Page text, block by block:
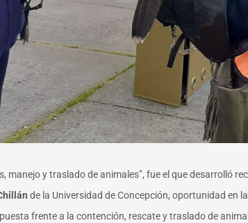
manejo y traslado de animales”, fue el que desarrolló
de la Universidad de Concepción, oportunidad en
frente a la contención, rescate y traslado de